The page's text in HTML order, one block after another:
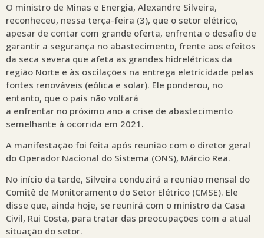
O ministro de Minas e Energia, Alexandre Silveira,
reconheceu, nessa terça-feira (3), que o setor elétrico,
apesar de contar com grande oferta, enfrenta o desafio de
garantir a segurança no abastecimento, frente aos efeitos
da seca severa que afeta as grandes hidrelétricas da
região Norte e às oscilações na entrega eletricidade pelas
fontes renováveis (eólica e solar). Ele ponderou, no
entanto, que o país não voltará
a enfrentar no próximo ano a crise de abastecimento
semelhante à ocorrida em 2021.
A manifestação foi feita após reunião com o diretor geral
do Operador Nacional do Sistema (ONS), Márcio Rea.
No início da tarde, Silveira conduzirá a reunião mensal do
Comitê de Monitoramento do Setor Elétrico (CMSE). Ele
disse que, ainda hoje, se reunirá com o ministro da Casa
Civil, Rui Costa, para tratar das preocupações com a atual
situação do setor.